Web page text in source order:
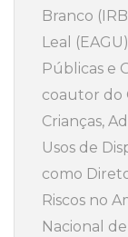
Branco
Leal
Públicas e
coautor do
Crianças,
Usos de
como
Riscos no
Nacional